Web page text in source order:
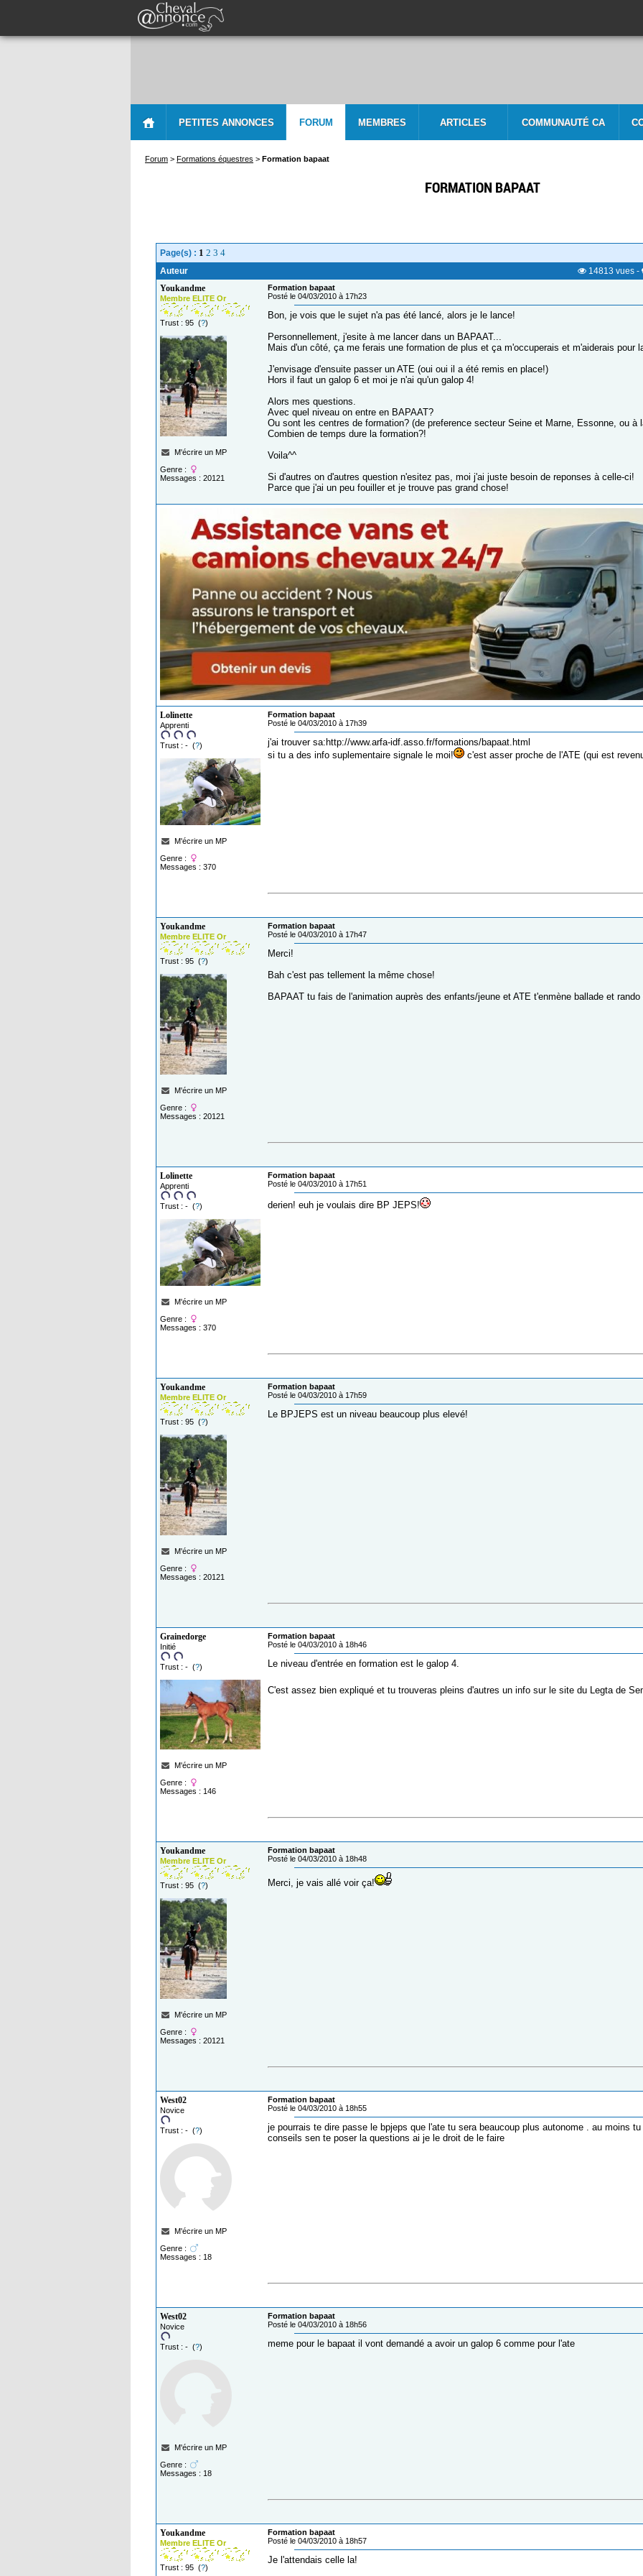
PETITES ANNONCES FORUM MEMBRES ARTICLES COMMUNAUTÉ CA
Forum > Formations équestres > Formation bapaat
FORMATION BAPAAT
Page(s) : 1 2 3 4
Auteur 14813 vues -
Youkandme
Membre ELITE Or
Trust : 95 (?)
M'écrire un MP
Genre :
Messages : 20121
Formation bapaat
Posté le 04/03/2010 à 17h23
Bon, je vois que le sujet n'a pas été lancé, alors je le lance!
Personnellement, j'esite à me lancer dans un BAPAAT...
Mais d'un côté, ça me ferais une formation de plus et ça m'occuperais et m'aiderais pour
J'envisage d'ensuite passer un ATE (oui oui il a été remis en place!)
Hors il faut un galop 6 et moi je n'ai qu'un galop 4!
Alors mes questions.
Avec quel niveau on entre en BAPAAT?
Ou sont les centres de formation? (de preference secteur Seine et Marne, Essonne, ou à
Combien de temps dure la formation?!
Voila^^
Si d'autres on d'autres question n'esitez pas, moi j'ai juste besoin de reponses à celle-ci!
Parce que j'ai un peu fouiller et je trouve pas grand chose!
Lolinette
Apprenti
Trust : - (?)
M'écrire un MP
Genre :
Messages : 370
Formation bapaat
Posté le 04/03/2010 à 17h39
j'ai trouver sa:http://www.arfa-idf.asso.fr/formations/bapaat.html
si tu a des info suplementaire signale le moi!
c'est asser proche de l'ATE (qui est
Youkandme
Membre ELITE Or
Trust : 95 (?)
M'écrire un MP
Genre :
Messages : 20121
Formation bapaat
Posté le 04/03/2010 à 17h47
Merci!
Bah c'est pas tellement la même chose!
BAPAAT tu fais de l'animation auprès des enfants/jeune et ATE t'enmène ballade et
Lolinette
Apprenti
Trust : - (?)
M'écrire un MP
Genre :
Messages : 370
Formation bapaat
Posté le 04/03/2010 à 17h51
derien! euh je voulais dire BP JEPS!
Youkandme
Membre ELITE Or
Trust : 95 (?)
M'écrire un MP
Genre :
Messages : 20121
Formation bapaat
Posté le 04/03/2010 à 17h59
Le BPJEPS est un niveau beaucoup plus elevé!
Grainedorge
Initié
Trust : - (?)
M'écrire un MP
Genre :
Messages : 146
Formation bapaat
Posté le 04/03/2010 à 18h46
Le niveau d'entrée en formation est le galop 4.
C'est assez bien expliqué et tu trouveras pleins d'autres un info sur le site du Legta de
Youkandme
Membre ELITE Or
Trust : 95 (?)
M'écrire un MP
Genre :
Messages : 20121
Formation bapaat
Posté le 04/03/2010 à 18h48
Merci, je vais allé voir ça!
West02
Novice
Trust : - (?)
M'écrire un MP
Genre :
Messages : 18
Formation bapaat
Posté le 04/03/2010 à 18h55
je pourrais te dire passe le bpjeps que l'ate tu sera beaucoup plus autonome . au moins
conseils sen te poser la questions ai je le droit de le faire
West02
Novice
Trust : - (?)
M'écrire un MP
Genre :
Messages : 18
Formation bapaat
Posté le 04/03/2010 à 18h56
meme pour le bapaat il vont demandé a avoir un galop 6 comme pour l'ate
Youkandme
Membre ELITE Or
Trust : 95 (?)
Formation bapaat
Posté le 04/03/2010 à 18h57
Je l'attendais celle la!